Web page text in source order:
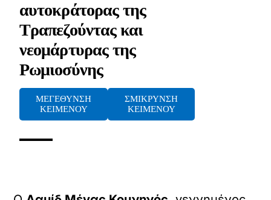
αυτοκράτορας της
Τραπεζούντας και
νεομάρτυρας της
Ρωμιοσύνης
ΜΕΓΕΘΥΝΣΗ
ΚΕΙΜΕΝΟΥ
ΣΜΙΚΡΥΝΣΗ
ΚΕΙΜΕΝΟΥ